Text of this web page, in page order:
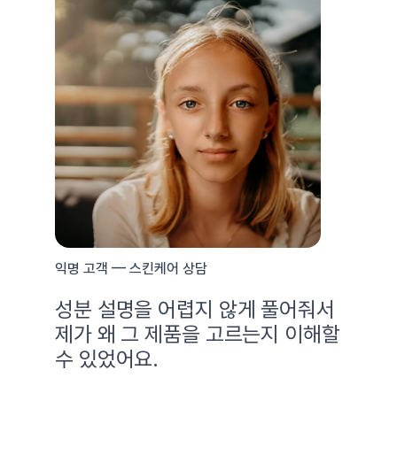
익명 고객 — 스킨케어 상담
성분 설명을 어렵지 않게 풀어줘서
제가 왜 그 제품을 고르는지 이해할
수 있었어요.